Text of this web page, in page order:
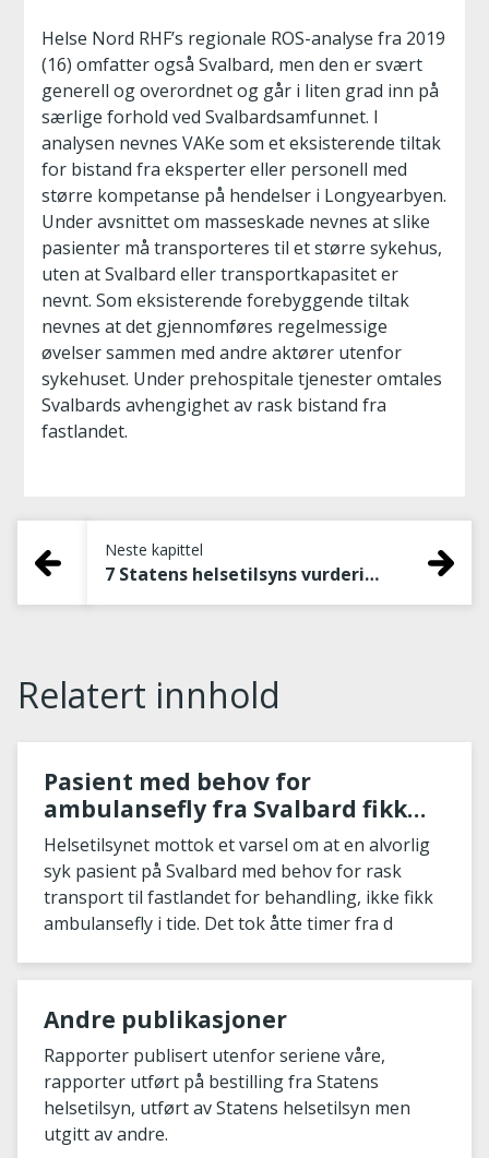
Helse Nord RHF’s regionale ROS-analyse fra 2019
(16) omfatter også Svalbard, men den er svært
generell og overordnet og går i liten grad inn på
særlige forhold ved Svalbardsamfunnet. I
analysen nevnes VAKe som et eksisterende tiltak
for bistand fra eksperter eller personell med
større kompetanse på hendelser i Longyearbyen.
Under avsnittet om masseskade nevnes at slike
pasienter må transporteres til et større sykehus,
uten at Svalbard eller transportkapasitet er
nevnt. Som eksisterende forebyggende tiltak
nevnes at det gjennomføres regelmessige
øvelser sammen med andre aktører utenfor
sykehuset. Under prehospitale tjenester omtales
Svalbards avhengighet av rask bistand fra
fastlandet.
Neste kapittel
7 Statens helsetilsyns vurderinger
Relatert innhold
Pasient med behov for
ambulansefly fra Svalbard fikk
ikke transport i tide
Helsetilsynet mottok et varsel om at en alvorlig
syk pasient på Svalbard med behov for rask
transport til fastlandet for behandling, ikke fikk
ambulansefly i tide. Det tok åtte timer fra d
Andre publikasjoner
Rapporter publisert utenfor seriene våre,
rapporter utført på bestilling fra Statens
helsetilsyn, utført av Statens helsetilsyn men
utgitt av andre.